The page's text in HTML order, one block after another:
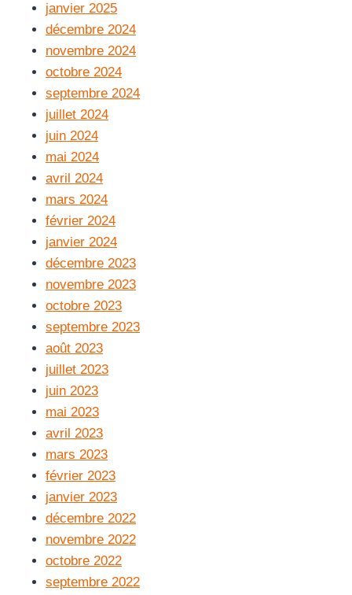
janvier 2025
décembre 2024
novembre 2024
octobre 2024
septembre 2024
juillet 2024
juin 2024
mai 2024
avril 2024
mars 2024
février 2024
janvier 2024
décembre 2023
novembre 2023
octobre 2023
septembre 2023
août 2023
juillet 2023
juin 2023
mai 2023
avril 2023
mars 2023
février 2023
janvier 2023
décembre 2022
novembre 2022
octobre 2022
septembre 2022